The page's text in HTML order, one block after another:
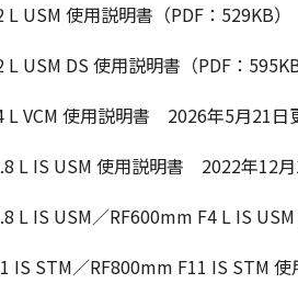
USM 使用説明書（PDF：529KB）
USM DS 使用説明書（PDF：595KB
L VCM 使用説明書 2026年5月21日
L IS USM 使用説明書 2022年12月
L IS USM／RF600mm F4 L IS
IS STM／RF800mm F11 IS STM